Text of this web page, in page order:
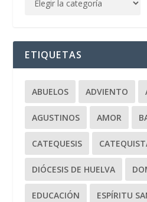
ETIQUETAS
ABUELOS ADVIENTO
AGUSTINOS AMOR
CATEQUESIS
DIÓCESIS DE HUELVA
EDUCACIÓN ESPÍRITU